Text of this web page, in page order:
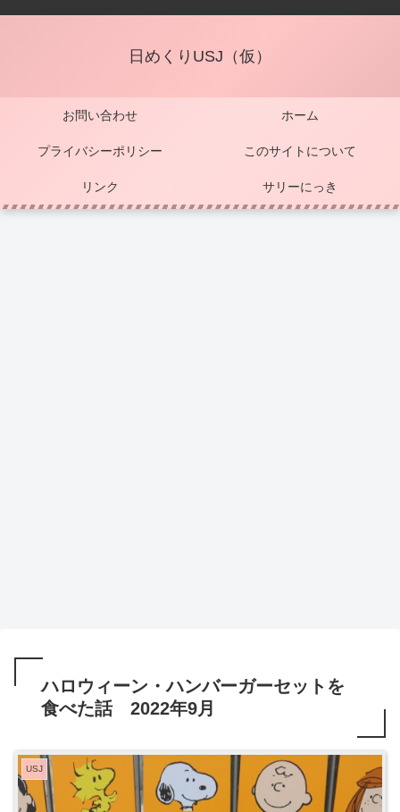
日めくりUSJ（仮）
お問い合わせ ホーム
プライバシーポリシー このサイトについて
リンク サリーにっき
ハロウィーン・ハンバーガーセットを
食べた話 2022年9月
USJ